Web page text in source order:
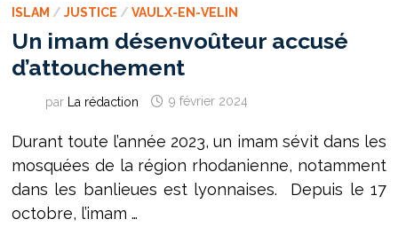
ISLAM / JUSTICE / VAULX-EN-VELIN
Un imam désenvoûteur accusé
d’attouchement
par La rédaction 9 février 2024
Durant toute l’année 2023, un imam sévit dans les
mosquées de la région rhodanienne, notamment
dans les banlieues est lyonnaises. Depuis le 17
octobre, l’imam …